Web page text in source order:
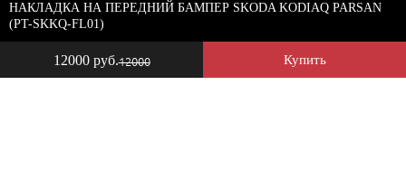
12000 руб.12000 Купить
НАКЛАДКА НА ПЕРЕДНИЙ БАМПЕР SKODA KODIAQ PARSAN
(PT-SKKQ-FL01)